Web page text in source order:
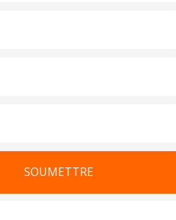
SOUMETTRE